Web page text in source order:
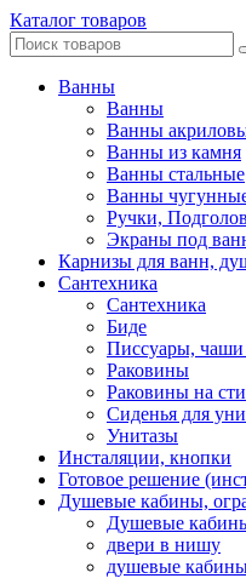
Каталог товаров
Ванны
Ванны
Ванны
Ванны из камня
Ванны стальные
Ванны
Ручки,
Экраны под
Карнизы для ванн,
Сантехника
Сантехника
Биде
Писсуары, чаши
Раковины
Раковины на
Сиденья для
Унитазы
Инсталяции, кнопки
Готовое решение
Душевые кабины,
Душевые
двери в нишу
душевые